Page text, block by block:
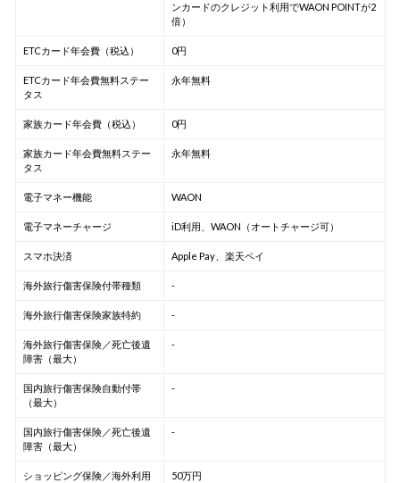
ンカードのクレジット利用でWAON POINTが2
倍）
ETCカード年会費（税込） 0円
ETCカード年会費無料ステー
タス
永年無料
家族カード年会費（税込） 0円
家族カード年会費無料ステー
タス
永年無料
電子マネー機能 WAON
電子マネーチャージ iD利用、WAON（オートチャージ可）
スマホ決済 Apple Pay、楽天ペイ
海外旅行傷害保険付帯種類 -
海外旅行傷害保険家族特約 -
海外旅行傷害保険／死亡後遺
障害（最大）
-
国内旅行傷害保険自動付帯
（最大）
-
国内旅行傷害保険／死亡後遺
障害（最大）
-
ショッピング保険／海外利用
50万円